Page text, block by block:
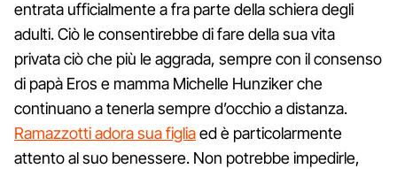
entrata ufficialmente a fra parte della schiera degli
adulti. Ciò le consentirebbe di fare della sua vita
privata ciò che più le aggrada, sempre con il consenso
di papà Eros e mamma Michelle Hunziker che
continuano a tenerla sempre d’occhio a distanza.
Ramazzotti adora sua figliaed è particolarmente
attento al suo benessere. Non potrebbe impedirle,